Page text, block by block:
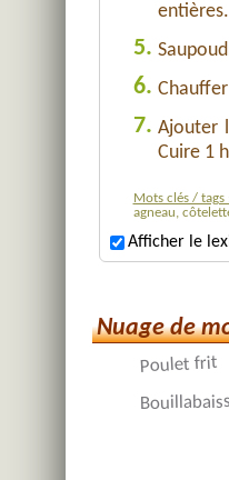
entières.
5.
6.
7. Ajouter
Cuire 1
Mots clés / tags
agneau,
Afficher le
Nuage de
Poulet frit